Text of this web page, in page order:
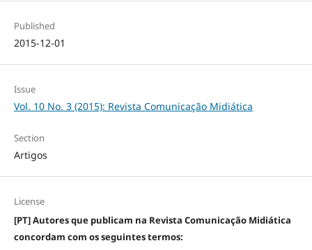
Published
2015-12-01
Issue
Vol. 10 No. 3 (2015): Revista Comunicação Midiática
Section
Artigos
License
[PT] Autores que publicam na Revista Comunicação Midiática
concordam com os seguintes termos: